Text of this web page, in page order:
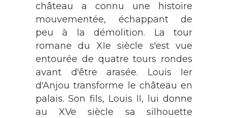
château a connu une histoire
mouvementée, échappant de
peu à la démolition. La tour
romane du XIe siècle s'est vue
entourée de quatre tours rondes
avant d'être arasée. Louis Ier
d'Anjou transforme le château en
palais. Son fils, Louis II, lui donne
au XVe siècle sa silhouette